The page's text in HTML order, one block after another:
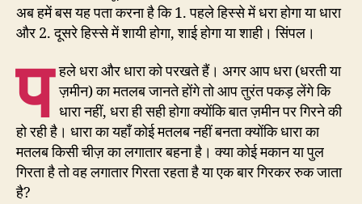
अब हमें बस यह पता करना है कि 1. पहले हिस्से में धरा होगा या धारा
और 2. दूसरे हिस्से में शायी होगा, शाई होगा या शाही। सिंपल।
प हले धरा और धारा को परखते हैं। अगर आप धरा (धरती या
ज़मीन) का मतलब जानते होंगे तो आप तुरंत पकड़ लेंगे कि
धारा नहीं, धरा ही सही होगा क्योंकि बात ज़मीन पर गिरने की
हो रही है। धारा का यहाँ कोई मतलब नहीं बनता क्योंकि धारा का
मतलब किसी चीज़ का लगातार बहना है। क्या कोई मकान या पुल
गिरता है तो वह लगातार गिरता रहता है या एक बार गिरकर रुक जाता
है?